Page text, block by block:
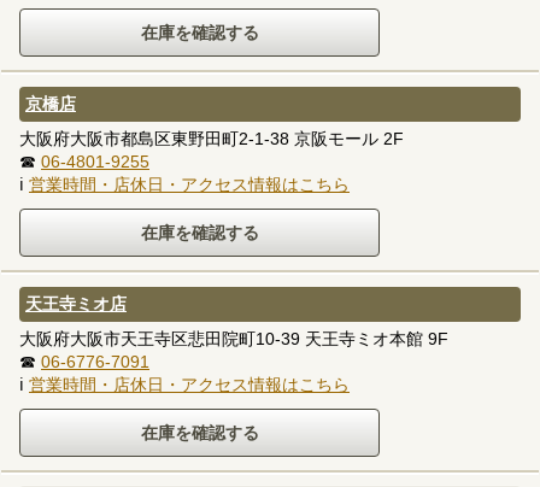
京橋店
大阪府大阪市都島区東野田町2-1-38 京阪モール 2F
☎ 06-4801-9255
ℹ 営業時間・店休日・アクセス情報はこちら
天王寺ミオ店
大阪府大阪市天王寺区悲田院町10-39 天王寺ミオ本館 9F
☎ 06-6776-7091
ℹ 営業時間・店休日・アクセス情報はこちら